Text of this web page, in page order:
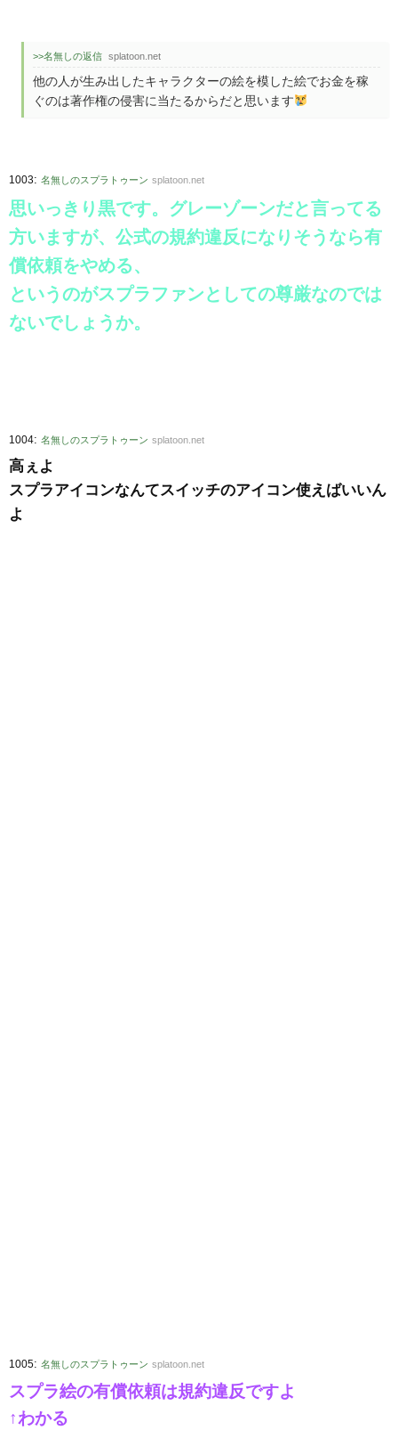
>>名無しの返信 splatoon.net
他の人が生み出したキャラクターの絵を模した絵でお金を稼
ぐのは著作権の侵害に当たるからだと思います
1003: 名無しのスプラトゥーン splatoon.net
思いっきり黒です。グレーゾーンだと言ってる
方いますが、公式の規約違反になりそうなら有
償依頼をやめる、
というのがスプラファンとしての尊厳なのでは
ないでしょうか。
1004: 名無しのスプラトゥーン splatoon.net
高ぇよ
スプラアイコンなんてスイッチのアイコン使えばいいん
よ
1005: 名無しのスプラトゥーン splatoon.net
スプラ絵の有償依頼は規約違反ですよ
↑わかる